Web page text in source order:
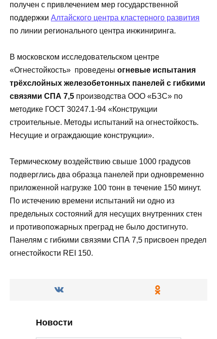
получен с привлечением мер государственной
поддержки Алтайского центра кластерного развития
по линии регионального центра инжиниринга.
В московском исследовательском центре
«Огнестойкость» проведены огневые испытания
трёхслойных железобетонных панелей с гибкими
связями СПА 7,5 производства ООО «БЗС» по
методике ГОСТ 30247.1-94 «Конструкции
строительные. Методы испытаний на огнестойкость.
Несущие и ограждающие конструкции».
Термическому воздействию свыше 1000 градусов
подверглись два образца панелей при одновременно
приложенной нагрузке 100 тонн в течение 150 минут.
По истечению времени испытаний ни одно из
предельных состояний для несущих внутренних стен
и противопожарных преград не было достигнуто.
Панелям с гибкими связями СПА 7,5 присвоен предел
огнестойкости REI 150.
Новости